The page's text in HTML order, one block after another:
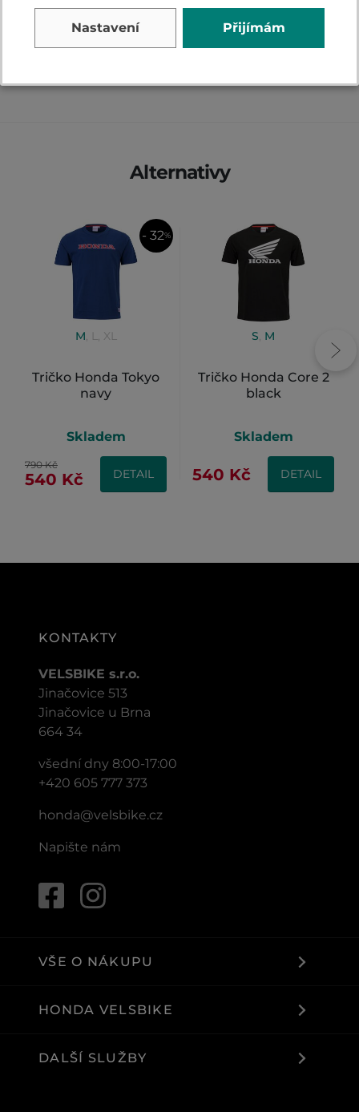
Hodnoťte.
PŘIDAT VLASTNÍ HODNOCENÍ
Alternativy
M, L, XL
Tričko Honda Tokyo
navy
- 32%
Skladem
790 Kč
540 Kč DETAIL
S, M
Tričko Honda Core 2
black
Skladem
540 Kč DETAIL
KONTAKTY
VELSBIKE s.r.o.
Jinačovice 513
Jinačovice u Brna
664 34
všední dny 8:00-17:00
+420 605 777 373
honda@velsbike.cz
Napište nám
VŠE O NÁKUPU
HONDA VELSBIKE
DALŠÍ SLUŽBY
Nastavení Přijímám